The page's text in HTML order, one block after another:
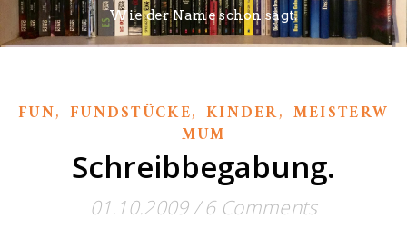
Wie der Name schon sagt.
FUN, FUNDSTÜCKE, KINDER,
MUM
Schreibbegabung.
01.10.2009/ 6 Comments